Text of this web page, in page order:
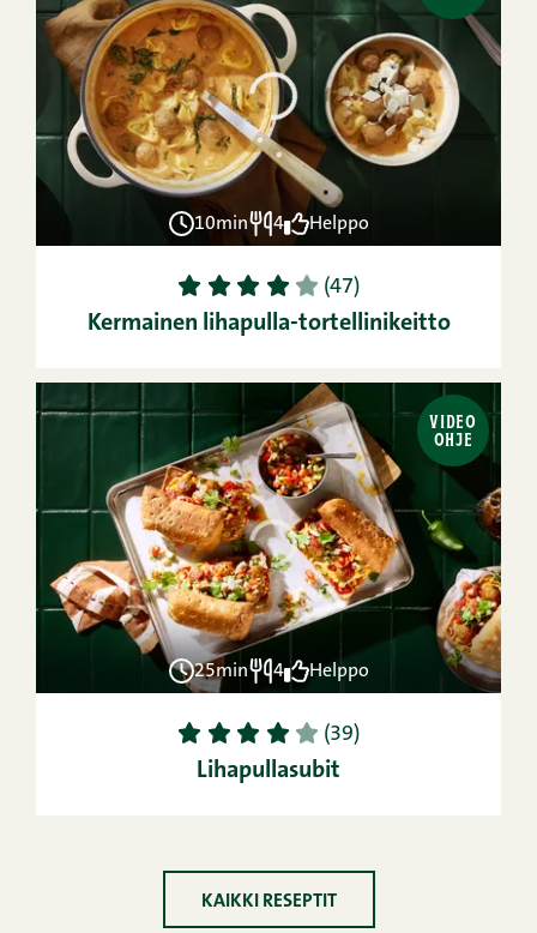
10min 4 Helppo
1 2 3 4 5 (47)
Kermainen lihapulla-tortellinikeitto
VIDEO
OHJE
25min 4 Helppo
1 2 3 4 5 (39)
Lihapullasubit
KAIKKI RESEPTIT